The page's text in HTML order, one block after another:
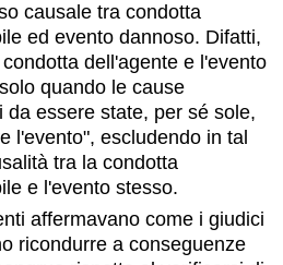
causale tra condotta
ed evento dannoso. Difatti,
dell'agente e l'evento
quando le cause
essere state, per sé sole,
l'evento", escludendo in tal
tra la condotta
e l'evento stesso.
affermavano come i giudici
ricondurre a conseguenze